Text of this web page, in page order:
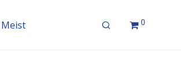
Meist 0